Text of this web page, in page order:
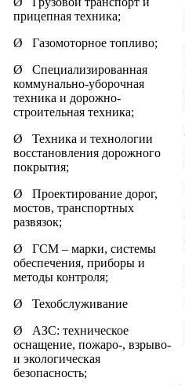
прицепная техника;
Ø Газомоторное топливо;
Ø Специализированная
коммунально-уборочная
техника и дорожно-
строительная техника;
Ø Техника и технологии
восстановления дорожного
покрытия;
Ø Проектирование дорог,
мостов, транспортных
развязок;
Ø ГСМ – марки, системы
обеспечения, приборы и
методы контроля;
Ø Техобслуживание
Ø АЗС: техническое
оснащение, пожаро-, взрыво-
и экологическая
безопасность;